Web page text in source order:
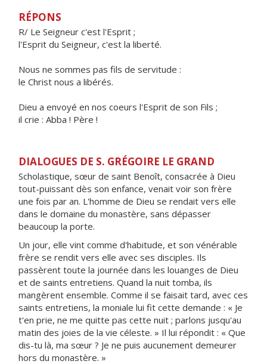
RÉPONS
R/ Le Seigneur c'est l'Esprit ;
l'Esprit du Seigneur, c'est la liberté.
Nous ne sommes pas fils de servitude :
le Christ nous a libérés.
Dieu a envoyé en nos coeurs l'Esprit de son Fils ;
il crie : Abba ! Père !
DIALOGUES DE S. GRÉGOIRE LE GRAND
Scholastique, sœur de saint Benoît, consacrée à Dieu
tout-puissant dès son enfance, venait voir son frère
une fois par an. L'homme de Dieu se rendait vers elle
dans le domaine du monastère, sans dépasser
beaucoup la porte.
Un jour, elle vint comme d'habitude, et son vénérable
frère se rendit vers elle avec ses disciples. Ils
passèrent toute la journée dans les louanges de Dieu
et de saints entretiens. Quand la nuit tomba, ils
mangèrent ensemble. Comme il se faisait tard, avec ces
saints entretiens, la moniale lui fit cette demande : « Je
t'en prie, ne me quitte pas cette nuit ; parlons jusqu'au
matin des joies de la vie céleste. » Il lui répondit : « Que
dis-tu là, ma sœur ? Je ne puis aucunement demeurer
hors du monastère. »